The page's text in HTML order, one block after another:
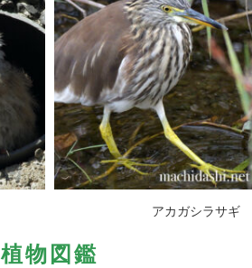
アカガシラサギ
植物図鑑